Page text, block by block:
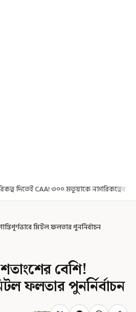
নাগরিকত্বের সার্টিফিকেট দিয়ে বার্তা
মিটল ফলতার পুনর্নির্বাচন
বেশি!
ফলতার পুনর্নির্বাচন